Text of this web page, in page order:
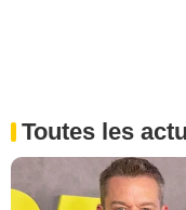
Toutes les